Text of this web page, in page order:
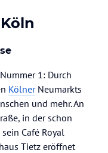
1: Durch
KölnerNeumarkts
und mehr. An
in der schon
Café Royal
Tietz eröffnet